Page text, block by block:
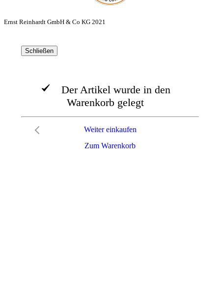
Ernst Reinhardt GmbH & Co KG 2021
Schließen
Der Artikel wurde in den
Warenkorb gelegt
Zum Warenkorb
Weiter einkaufen